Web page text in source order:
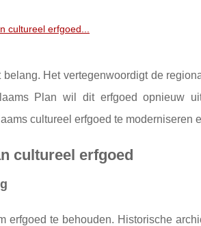
cultureel erfgoed...
Het vertegenwoordigt de
Plan wil dit erfgoed opnieuw
cultureel erfgoed te moderniseren
cultureel erfgoed
erfgoed te behouden. Historische